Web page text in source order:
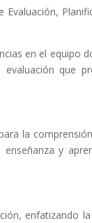
en el equipo
que
la
y
enfatizando